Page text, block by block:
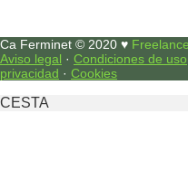
Ca Ferminet © 2020 ♥
Aviso legal · Condiciones de uso
privacidad · Cookies
CESTA